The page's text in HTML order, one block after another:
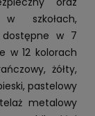
szkołach,
dostępne w 7
w 12 kolorach
żółty,
pastelowy
metalowy